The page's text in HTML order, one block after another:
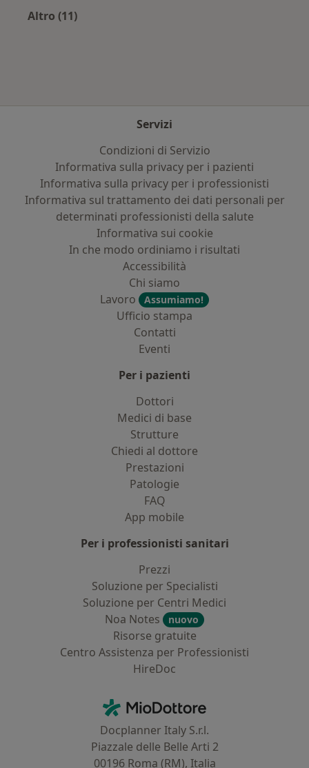
Altro (11)
Servizi
Condizioni di Servizio
Informativa sulla privacy per i pazienti
Informativa sulla privacy per i professionisti
Informativa sul trattamento dei dati personali per
determinati professionisti della salute
Informativa sui cookie
In che modo ordiniamo i risultati
Accessibilità
Chi siamo
Lavoro
Assumiamo!
Ufficio stampa
Contatti
Eventi
Per i pazienti
Dottori
Medici di base
Strutture
Chiedi al dottore
Prestazioni
Patologie
FAQ
App mobile
Per i professionisti sanitari
Prezzi
Soluzione per Specialisti
Soluzione per Centri Medici
Noa Notes
nuovo
Risorse gratuite
Centro Assistenza per Professionisti
HireDoc
MioDottore - Homepage
Docplanner Italy S.r.l.
Piazzale delle Belle Arti 2
00196 Roma (RM), Italia